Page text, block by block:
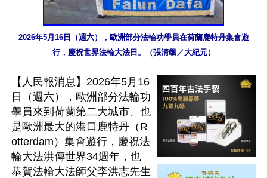
2026年5月16日（週六），歐洲部分法輪功學員在荷蘭鹿特丹集會遊
行，慶祝世界法輪大法日。（張清颻／大紀元）
【人民報消息】2026年5月16
日（週六），歐洲部分法輪功
學員來到荷蘭第二大城市、也
是歐洲最大的港口鹿特丹（R
otterdam）集會遊行，慶祝法
輪大法洪傳世界34週年，也
恭賀法輪大法師父李洪志先生